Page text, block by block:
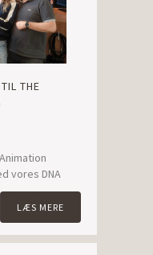
THE
vores DNA
LÆS MERE